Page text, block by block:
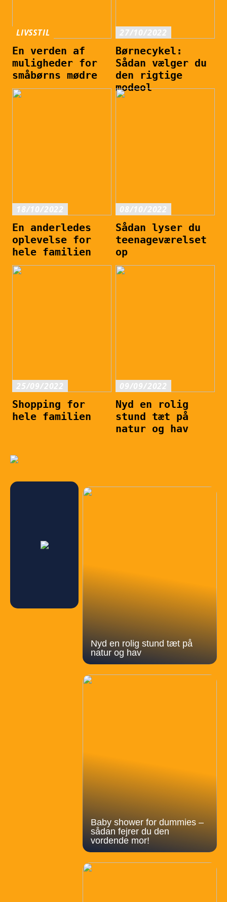
LIVSSTIL
En verden af
muligheder for
småbørns mødre
27/10/2022
Børnecykel:
Sådan vælger du
den rigtige
modeol
18/10/2022
En anderledes
oplevelse for
hele familien
08/10/2022
Sådan lyser du
teenageværelset
op
25/09/2022
Shopping for
hele familien
09/09/2022
Nyd en rolig
stund tæt på
natur og hav
Nyd en rolig stund tæt på
natur og hav
Baby shower for dummies –
sådan fejrer du den
vordende mor!